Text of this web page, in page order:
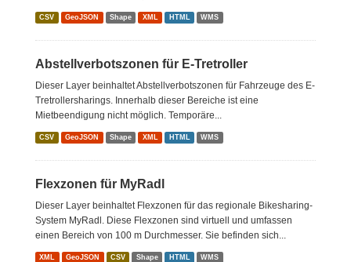
CSV GeoJSON Shape XML HTML WMS
Abstellverbotszonen für E-Tretroller
Dieser Layer beinhaltet Abstellverbotszonen für Fahrzeuge des E-
Tretrollersharings. Innerhalb dieser Bereiche ist eine
Mietbeendigung nicht möglich. Temporäre...
CSV GeoJSON Shape XML HTML WMS
Flexzonen für MyRadl
Dieser Layer beinhaltet Flexzonen für das regionale Bikesharing-
System MyRadl. Diese Flexzonen sind virtuell und umfassen
einen Bereich von 100 m Durchmesser. Sie befinden sich...
XML GeoJSON CSV Shape HTML WMS